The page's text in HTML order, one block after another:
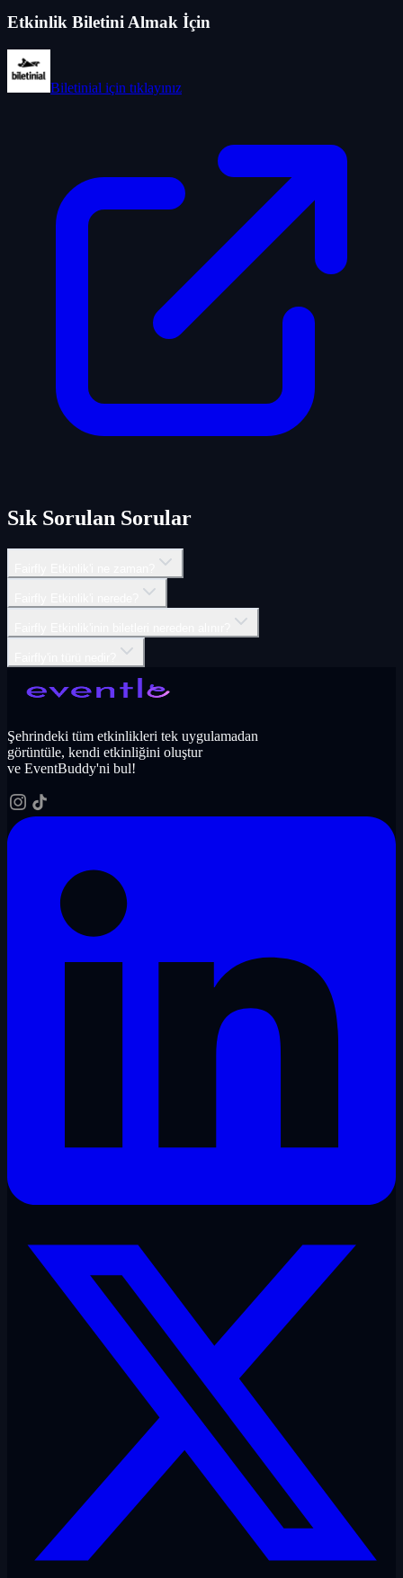
Etkinlik Biletini Almak İçin
Biletinial için tıklayınız
Sık Sorulan Sorular
Şehrindeki tüm etkinlikleri tek uygulamadan
görüntüle, kendi etkinliğini oluştur
ve EventBuddy'ni bul!